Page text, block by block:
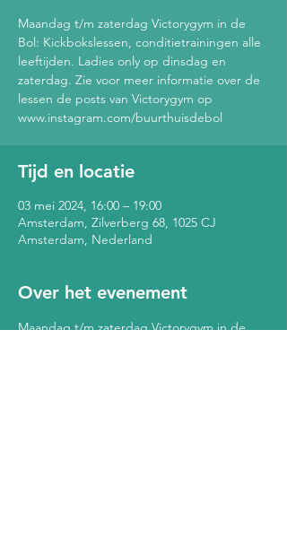
Maandag t/m zaterdag Victorygym in de
Bol: Kickbokslessen, conditietrainingen alle
leeftijden. Ladies only op dinsdag en
zaterdag. Zie voor meer informatie over de
lessen de posts van Victorygym op
www.instagram.com/buurthuisdebol
Tijd en locatie
03 mei 2024, 16:00 – 19:00
Amsterdam, Zilverberg 68, 1025 CJ
Amsterdam, Nederland
Over het evenement
Maandag t/m zaterdag Victorygym in de